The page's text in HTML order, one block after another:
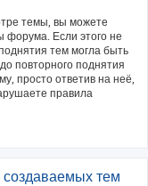
темы, вы можете
форума. Если этого не
тем могла быть
повторного поднятия
просто ответив на неё,
правила
тем